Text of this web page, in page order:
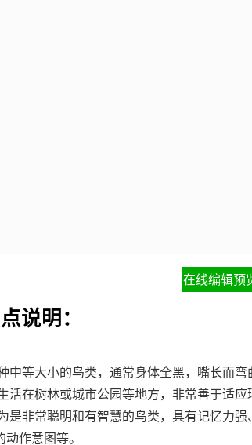
在线编辑预
说明：
中等大小的鸟类，通常身体全黑，嘴长而弯
活在树林或城市公园等地方，非常善于适应
是非常聪明和有智慧的鸟类，具有记忆力
作意图等。